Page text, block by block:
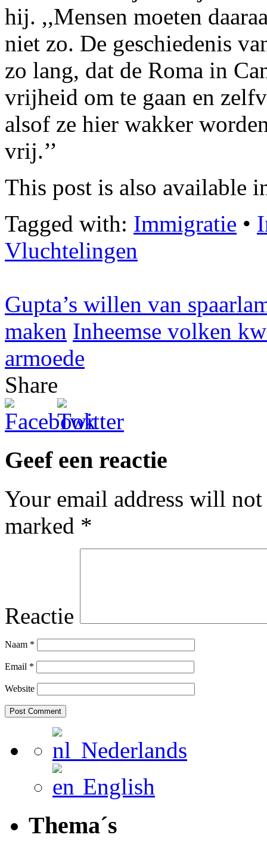
hij. ,,Mensen moeten
niet zo. De geschiedenis
zo lang, dat de Roma in
vrijheid om te gaan en
alsof ze hier wakker
vrij.’’
This post is also available
Tagged with: Immigratie •
Vluchtelingen
Gupta’s willen van
maken Inheemse volken
armoede
Share
Geef een reactie
Your email address will
marked *
Reactie
Naam *
Email *
Website
Nederlands
English
Thema´s